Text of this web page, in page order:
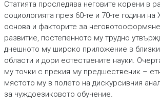
Статията проследява неговите корени в
социологията през 60-те и 70-те години на
основа и факторите за
развитие, постепенното му трудно
днешното му широко приложение в
области и дори естествените науки.
му точки с прекия му предшественик –
мястото му в полето на дискурсивния
за чуждоезиковото обучение.